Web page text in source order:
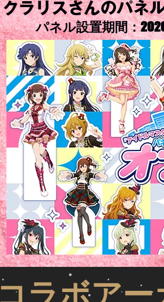
クラリスさんのパネ
パネル設置期間：